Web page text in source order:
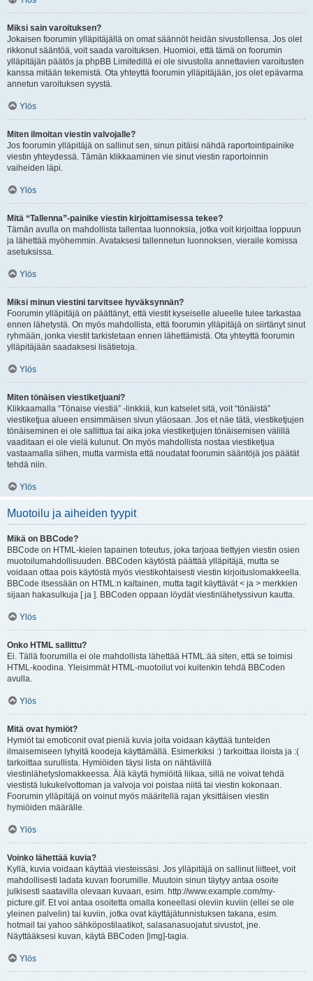
Miksi sain varoituksen?
Jokaisen foorumin ylläpitäjällä on omat säännöt heidän sivustollensa. Jos olet
rikkonut sääntöä, voit saada varoituksen. Huomioi, että tämä on foorumin
ylläpitäjän päätös ja phpBB Limitedillä ei ole sivustolla annettavien varoitusten
kanssa mitään tekemistä. Ota yhteyttä foorumin ylläpitäjään, jos olet epävarma
annetun varoituksen syystä.
Ylös
Miten ilmoitan viestin valvojalle?
Jos foorumin ylläpitäjä on sallinut sen, sinun pitäisi nähdä raportointipainike
viestin yhteydessä. Tämän klikkaaminen vie sinut viestin raportoinnin
vaiheiden läpi.
Ylös
Mitä “Tallenna”-painike viestin kirjoittamisessa tekee?
Tämän avulla on mahdollista tallentaa luonnoksia, jotka voit kirjoittaa loppuun
ja lähettää myöhemmin. Avataksesi tallennetun luonnoksen, vieraile komissa
asetuksissa.
Ylös
Miksi minun viestini tarvitsee hyväksynnän?
Foorumin ylläpitäjä on päättänyt, että viestit kyseiselle alueelle tulee tarkastaa
ennen lähetystä. On myös mahdollista, että foorumin ylläpitäjä on siirtänyt sinut
ryhmään, jonka viestit tarkistetaan ennen lähettämistä. Ota yhteyttä foorumin
ylläpitäjään saadaksesi lisätietoja.
Ylös
Miten tönäisen viestiketjuani?
Klikkaamalla “Tönaise viestiä” -linkkiä, kun katselet sitä, voit “tönäistä”
viestiketjua alueen ensimmäisen sivun yläosaan. Jos et näe tätä, viestiketjujen
tönäiseminen ei ole sallittua tai aika joka viestiketjujen tönäisemisen välillä
vaaditaan ei ole vielä kulunut. On myös mahdollista nostaa viestiketjua
vastaamalla siihen, mutta varmista että noudatat foorumin sääntöjä jos päätät
tehdä niin.
Ylös
Muotoilu ja aiheiden tyypit
Mikä on BBCode?
BBCode on HTML-kielen tapainen toteutus, joka tarjoaa tiettyjen viestin osien
muotoilumahdollisuuden. BBCoden käytöstä päättää ylläpitäjä, mutta se
voidaan ottaa pois käytöstä myös viestikohtaisesti viestin kirjoituslomakkeella.
BBCode itsessään on HTML:n kaltainen, mutta tagit käyttävät < ja > merkkien
sijaan hakasulkuja [ ja ]. BBCoden oppaan löydät viestinlähetyssivun kautta.
Ylös
Onko HTML sallittu?
Ei. Tällä foorumilla ei ole mahdollista lähettää HTML:ää siten, että se toimisi
HTML-koodina. Yleisimmät HTML-muotoilut voi kuitenkin tehdä BBCoden
avulla.
Ylös
Mitä ovat hymiöt?
Hymiöt tai emoticonit ovat pieniä kuvia joita voidaan käyttää tunteiden
ilmaisemiseen lyhyitä koodeja käyttämällä. Esimerkiksi :) tarkoittaa iloista ja :(
tarkoittaa surullista. Hymiöiden täysi lista on nähtävillä
viestinlähetyslomakkeessa. Älä käytä hymiöitä liikaa, sillä ne voivat tehdä
viestistä lukukelvottoman ja valvoja voi poistaa niitä tai viestin kokonaan.
Foorumin ylläpitäjä on voinut myös määritellä rajan yksittäisen viestin
hymiöiden määrälle.
Ylös
Voinko lähettää kuvia?
Kyllä, kuvia voidaan käyttää viesteissäsi. Jos ylläpitäjä on sallinut liitteet, voit
mahdollisesti ladata kuvan foorumille. Muutoin sinun täytyy antaa osoite
julkisesti saatavilla olevaan kuvaan, esim. http://www.example.com/my-
picture.gif. Et voi antaa osoitetta omalla koneellasi oleviin kuviin (ellei se ole
yleinen palvelin) tai kuviin, jotka ovat käyttäjätunnistuksen takana, esim.
hotmail tai yahoo sähköpostilaatikot, salasanasuojatut sivustot, jne.
Näyttääksesi kuvan, käytä BBCoden [img]-tagia.
Ylös